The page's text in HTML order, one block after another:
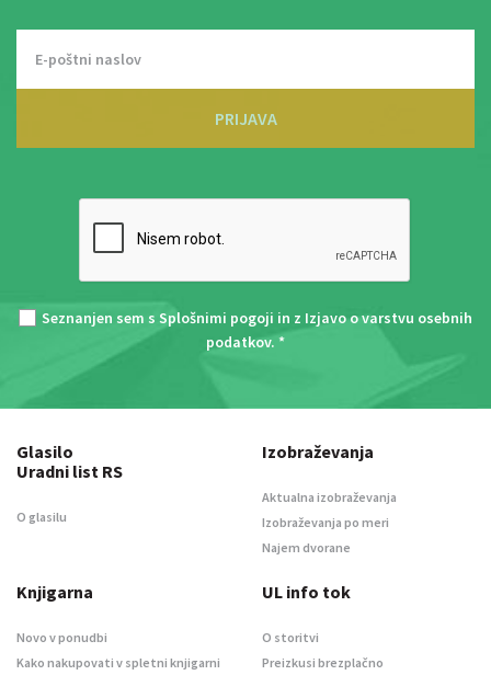
PRIJAVA
Seznanjen sem s Splošnimi pogoji in z Izjavo o varstvu osebnih
podatkov. *
Glasilo
Uradni list RS
O glasilu
Izobraževanja
Aktualna izobraževanja
Izobraževanja po meri
Najem dvorane
Knjigarna
Novo v ponudbi
Kako nakupovati v spletni knjigarni
UL info tok
O storitvi
Preizkusi brezplačno